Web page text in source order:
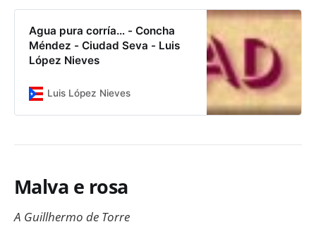
Agua pura corría… - Concha
Méndez - Ciudad Seva - Luis
López Nieves
Luis López Nieves
Malva e rosa
A Guillhermo de Torre